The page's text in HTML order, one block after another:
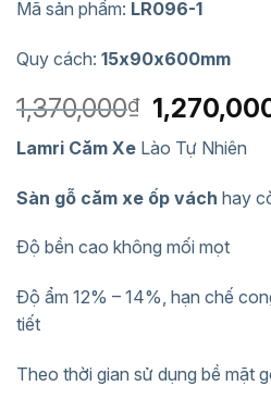
Mã sản phẩm: LR096-1
Quy cách: 15x90x600mm
1,370,000₫
Giá
gốc
là:
Lamri Căm Xe Lào Tự Nhiên
Sàn gỗ căm xe ốp vách hay
Độ bền cao không mối mọt
Độ ẩm 12% – 14%, hạn chế
tiết
Theo thời gian sử dụng bề mặt